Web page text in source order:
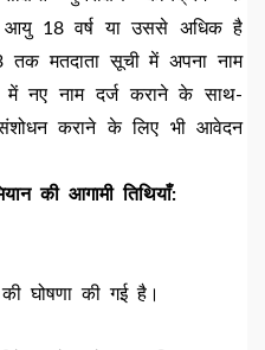
आयु 18 वर्ष या उससे अधिक है
मतदाता सूची में अपना नाम
में नए नाम दर्ज कराने के साथ-
कराने के लिए भी आवेदन
की आगामी तिथियाँ:
की घोषणा की गई है।